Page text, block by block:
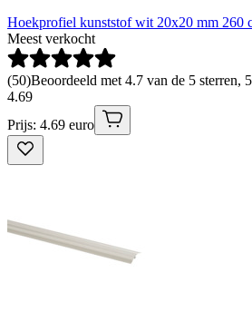
Hoekprofiel kunststof wit 20x20 mm 260
Meest verkocht
(50)Beoordeeld met 4.7 van de 5 sterren,
4.69
Prijs: 4.69 euro